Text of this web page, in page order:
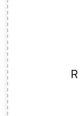
R